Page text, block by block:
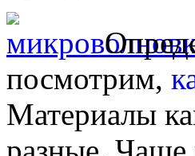
посмотрим,
Материалы